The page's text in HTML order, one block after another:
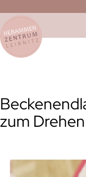
Zum
Inhalt
springen
Hebammenzentrum
Leibnitz
zum